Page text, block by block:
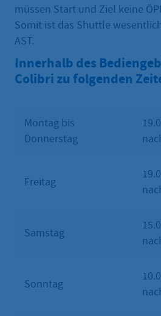
müssen Start und Ziel keine
Somit ist das Shuttle
AST.
Innerhalb des
Colibri zu folgenden
Montag bis
Donnerstag
Freitag
Samstag
Sonntag